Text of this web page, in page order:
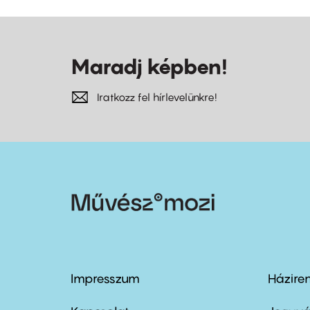
Maradj képben!
Iratkozz fel hírlevelünkre!
Footer
Impresszum